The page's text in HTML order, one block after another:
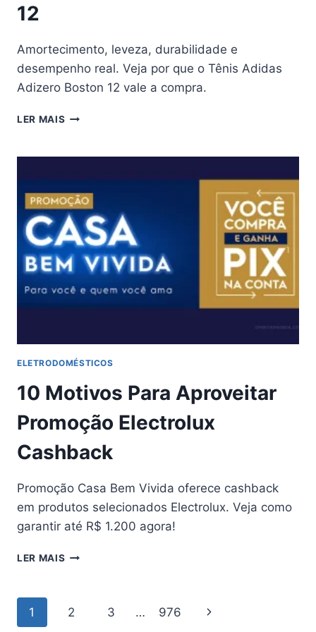
12
Amortecimento, leveza, durabilidade e
desempenho real. Veja por que o Tênis Adidas
Adizero Boston 12 vale a compra.
LER MAIS
ESCOLHER
TÊNIS
ADIDAS
ADIZERO
BOSTON
12
ELETRODOMÉSTICOS
10 Motivos Para Aproveitar
Promoção Electrolux
Cashback
Promoção Casa Bem Vivida oferece cashback
em produtos selecionados Electrolux. Veja como
garantir até R$ 1.200 agora!
LER MAIS 10
PROMOÇÃO
Navegação
1 2 3 … 976
Página